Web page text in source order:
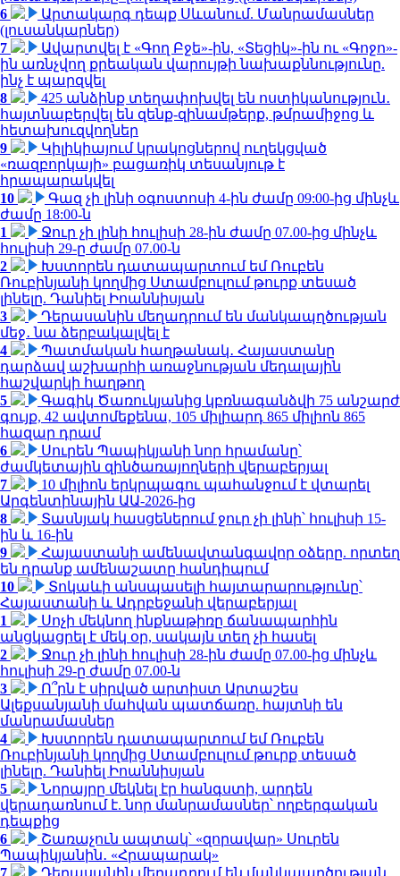
6
Արտակարգ դեպք Սևանում. Մանրամասներ
(լուսանկարներ)
7
Ավարտվել է «Գող Բջե»-ին, «Տեցիկ»-ին ու «Գոջո»-
ին առնչվող քրեական վարույթի նախաքննությունը.
ինչ է պարզվել
8
425 անձինք տեղափոխվել են ոստիկանություն․
հայտնաբերվել են զենք-զինամթերք, թմրամիջոց և
հետախուզվողներ
9
Կիլիկիայում կրակոցներով ուղեկցված
«ռազբորկայի» բացառիկ տեսանյութ է
հրապարակվել
10
Գազ չի լինի օգոստոսի 4-ին ժամը 09:00-ից մինչև
ժամը 18:00-ն
1
Ջուր չի լինի հուլիսի 28-ին ժամը 07.00-ից մինչև
հուլիսի 29-ը ժամը 07.00-ն
2
Խստորեն դատապարտում եմ Ռուբեն
Ռուբինյանի կողմից Ստամբուլում թուրք տեսած
լինելը. Դանիել Իոաննիսյան
3
Դերասանին մեղադրում են մանկապղծության
մեջ․ նա ձերբակալվել է
4
Պատմական հաղթանակ․ Հայաստանը
դարձավ աշխարհի առաջնության մեդալային
հաշվարկի հաղթող
5
Գագիկ Ծառուկյանից կբռնագանձվի 75 անշարժ
գույք, 42 ավտոմեքենա, 105 միլիարդ 865 միլիոն 865
հազար դրամ
6
Սուրեն Պապիկյանի նոր հրամանը՝
ժամկետային զինծառայողների վերաբերյալ
7
10 միլիոն երկրպագու պահանջում է վտարել
Արգենտինային ԱԱ-2026-ից
8
Տասնյակ հասցեներում ջուր չի լինի՝ հուլիսի 15-
ին և 16-ին
9
Հայաստանի ամենավտանգավոր օձերը. որտեղ
են դրանք ամենաշատը հանդիպում
10
Տոկաևի անսպասելի հայտարարությունը՝
Հայաստանի և Ադրբեջանի վերաբերյալ
1
Սոչի մեկնող ինքնաթիռը ճանապարհին
անցկացրել է մեկ օր, սակայն տեղ չի հասել
2
Ջուր չի լինի հուլիսի 28-ին ժամը 07.00-ից մինչև
հուլիսի 29-ը ժամը 07.00-ն
3
Ո՞րն է սիրված արտիստ Արտաշես
Ալեքսանյանի մահվան պատճառը. հայտնի են
մանրամասներ
4
Խստորեն դատապարտում եմ Ռուբեն
Ռուբինյանի կողմից Ստամբուլում թուրք տեսած
լինելը. Դանիել Իոաննիսյան
5
Նորայրը մեկնել էր հանգստի, արդեն
վերադառնում է. նոր մանրամասներ՝ ողբերգական
դեպքից
6
Շառաչուն ապտակ՝ «զորավար» Սուրեն
Պապիկյանին․ «Հրապարակ»
7
Դերասանին մեղադրում են մանկապղծության